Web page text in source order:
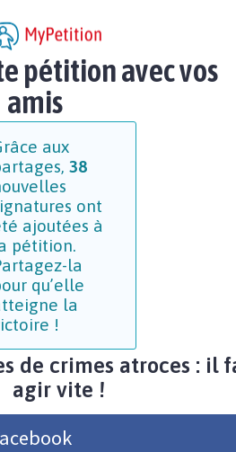
pétition avec vos
amis
aux
38
ont
ajoutées à
pétition.
la
qu’elle
la
!
de crimes atroces : il
agir vite !